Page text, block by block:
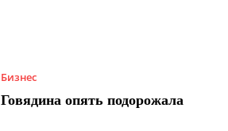
Бизнес
Говядина опять подорожала